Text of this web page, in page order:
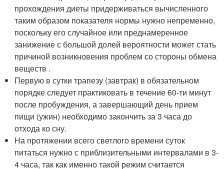
прохождения диеты придерживаться вычисленного
таким образом показателя нормы нужно непременно,
поскольку его случайное или преднамеренное
занижение с большой долей вероятности может стать
причиной возникновения проблем со стороны обмена
веществ .
Первую в сутки трапезу (завтрак) в обязательном
порядке следует практиковать в течение 60-ти минут
после пробуждения, а завершающий день прием
пищи (ужин) необходимо закончить за 3 часа до
отхода ко сну.
На протяжении всего светлого времени суток
питаться нужно с приблизительными интервалами в 3-
4 часа, так как именно такой режим считается